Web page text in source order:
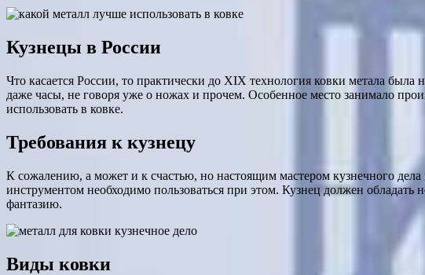
Кузнецы в России
Что касается России, то практически до XIX технология ковки метала
даже часы, не говоря уже о ножах и прочем. Особенное место занимало
использовать в ковке.
Требования к кузнецу
К сожалению, а может и к счастью, но настоящим мастером кузнечного
инструментом необходимо пользоваться при этом. Кузнец должен
фантазию.
Виды ковки